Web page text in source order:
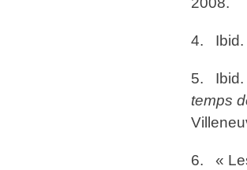
4. Ibid.
5. Ibid.
temps
6. «